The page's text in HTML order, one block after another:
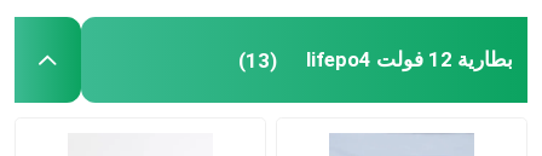
بطارية 12 فولت lifepo4 (13)